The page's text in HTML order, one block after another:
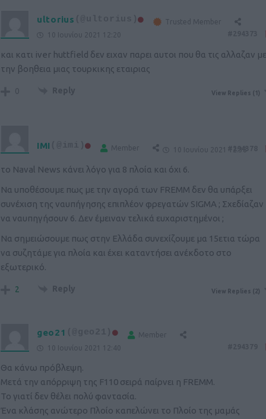
ultorius (@ultorius)
Trusted Member
10 Ιουνίου 2021 12:20
και κατι iver huttfield δεν ειχαν παρει αυτοι που θα τις αλλαζαν με
την βοηθεια μιας τουρκικης εταιριας
0 Reply View Replies (1)
IMI (@imi) Member 10 Ιουνίου 2021 12:38
το Naval News κάνει λόγο για 8 πλοία και όχι 6.
Να υποθέσουμε πως με την αγορά των FREMM δεν θα υπάρξει
συνέχιση της ναυπήγησης επιπλέον φρεγατών SIGMA ; Σχεδίαζαν
να ναυπηγήσουν 6. Δεν έμειναν τελικά ευχαριστημένοι ;
Να σημειώσουμε πως στην Ελλάδα συνεχίζουμε μα 15ετια τώρα
να συζητάμε για πλοία και έχει καταντήσει ανέκδοτο στο
εξωτερικό.
2 Reply View Replies (2)
geo21 (@geo21)
Member
10 Ιουνίου 2021 12:40
Θα κάνω πρόβλεψη.
Μετά την απόρριψη της F110 σειρά παίρνει η FREMM.
Το γιατί δεν θέλει πολύ φαντασία.
Ένα κλάσης ανώτερο Πλοίο καπελώνει το Πλοίο της μαμάς